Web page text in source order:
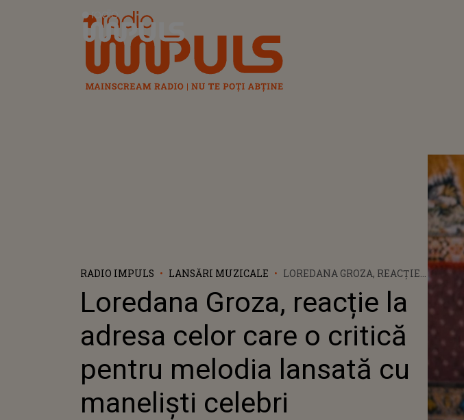
Radio Impuls
RADIO IMPULS LANSĂRI MUZICALE
LOREDANA GROZA, REACȚIE
CRITICĂ PENTRU MELODIA
LANSATĂ CU MANELIȘTI
CELEBRI
Loredana Groza, reacție la
adresa celor care o critică
pentru melodia lansată cu
maneliști celebri